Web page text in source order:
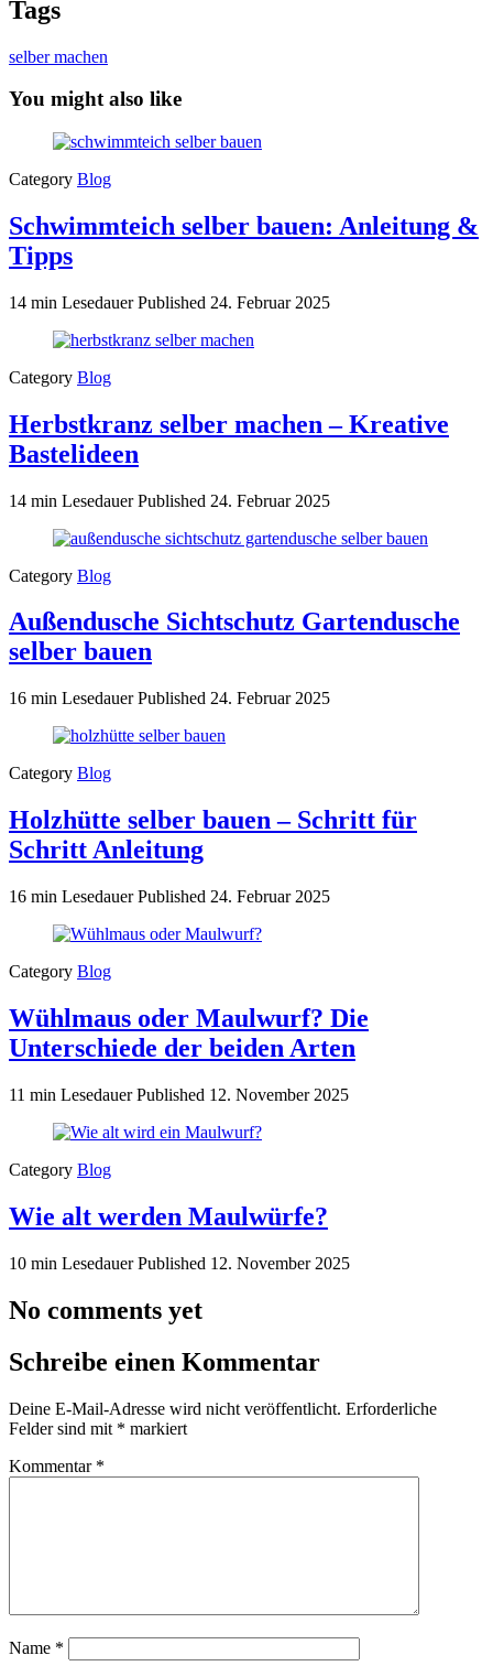
Tags
selber machen
You might also like
Category Blog
Schwimmteich selber bauen: Anleitung &
Tipps
14 min LesedauerPublished 24. Februar 2025
Category Blog
Herbstkranz selber machen – Kreative
Bastelideen
14 min LesedauerPublished 24. Februar 2025
Category Blog
Außendusche Sichtschutz Gartendusche
selber bauen
16 min LesedauerPublished 24. Februar 2025
Category Blog
Holzhütte selber bauen – Schritt für
Schritt Anleitung
16 min LesedauerPublished 24. Februar 2025
Category Blog
Wühlmaus oder Maulwurf? Die
Unterschiede der beiden Arten
11 min LesedauerPublished 12. November 2025
Category Blog
Wie alt werden Maulwürfe?
10 min LesedauerPublished 12. November 2025
No comments yet
Schreibe einen Kommentar
Deine E-Mail-Adresse wird nicht veröffentlicht. Erforderliche
Felder sind mit * markiert
Kommentar *
Name *